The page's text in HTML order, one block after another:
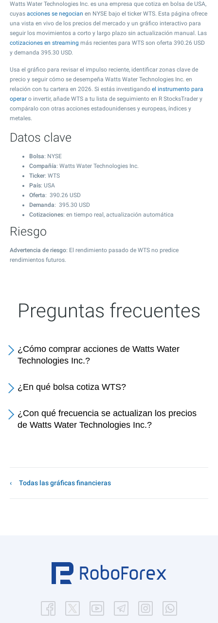
Watts Water Technologies Inc. es una empresa que cotiza en bolsa de USA,
cuyas acciones se negocian en NYSE bajo el ticker WTS. Esta página ofrece
una vista en vivo de los precios del mercado y un gráfico interactivo para
seguir los movimientos a corto y largo plazo sin actualización manual. Las
cotizaciones en streaming más recientes para WTS son oferta 390.26 USD
y demanda 395.30 USD.
Usa el gráfico para revisar el impulso reciente, identificar zonas clave de
precio y seguir cómo se desempeña Watts Water Technologies Inc. en
relación con tu cartera en 2026. Si estás investigando el instrumento para
operar o invertir, añade WTS a tu lista de seguimiento en R StocksTrader y
compáralo con otras acciones estadounidenses y europeas, índices y
metales.
Datos clave
Bolsa: NYSE
Compañía: Watts Water Technologies Inc.
Ticker: WTS
País: USA
Oferta: 390.26 USD
Demanda: 395.30 USD
Cotizaciones: en tiempo real, actualización automática
Riesgo
Advertencia de riesgo: El rendimiento pasado de WTS no predice
rendimientos futuros.
Preguntas frecuentes
¿Cómo comprar acciones de Watts Water
Technologies Inc.?
¿En qué bolsa cotiza WTS?
¿Con qué frecuencia se actualizan los precios
de Watts Water Technologies Inc.?
Todas las gráficas financieras